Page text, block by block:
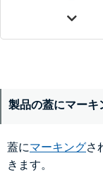
製品の蓋にマーキ
蓋にマーキングさ
きます。